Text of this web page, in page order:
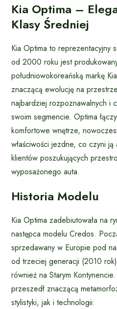
Kia Optima –
Klasy Średniej
Kia Optima to reprezentacyjny
od 2000 roku jest
południowokoreańską markę
znaczącą ewolucję na
najbardziej rozpoznawalnych i
swoim segmencie. Optima
komfortowe wnętrze,
właściwości jezdne, co czyni
klientów poszukujących
wyposażonego auta.
Historia Modelu
Kia Optima zadebiutowała na
następca modelu Credos.
sprzedawany w Europie pod
od trzeciej generacji (2010
również na Starym
przeszedł znaczącą
stylistyki, jak i technologii: